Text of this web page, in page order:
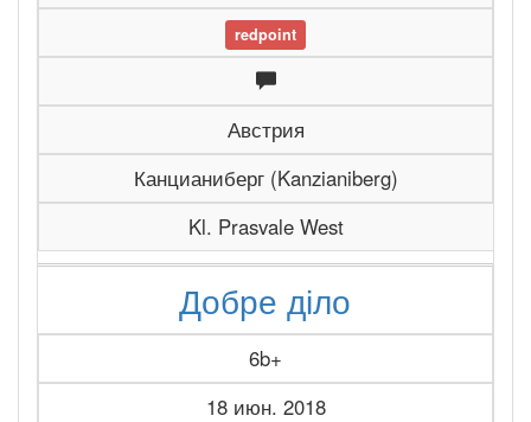
redpoint
Австрия
Канцианиберг (Kanzianiberg)
Kl. Prasvale West
Добре діло
6b+
18 июн. 2018